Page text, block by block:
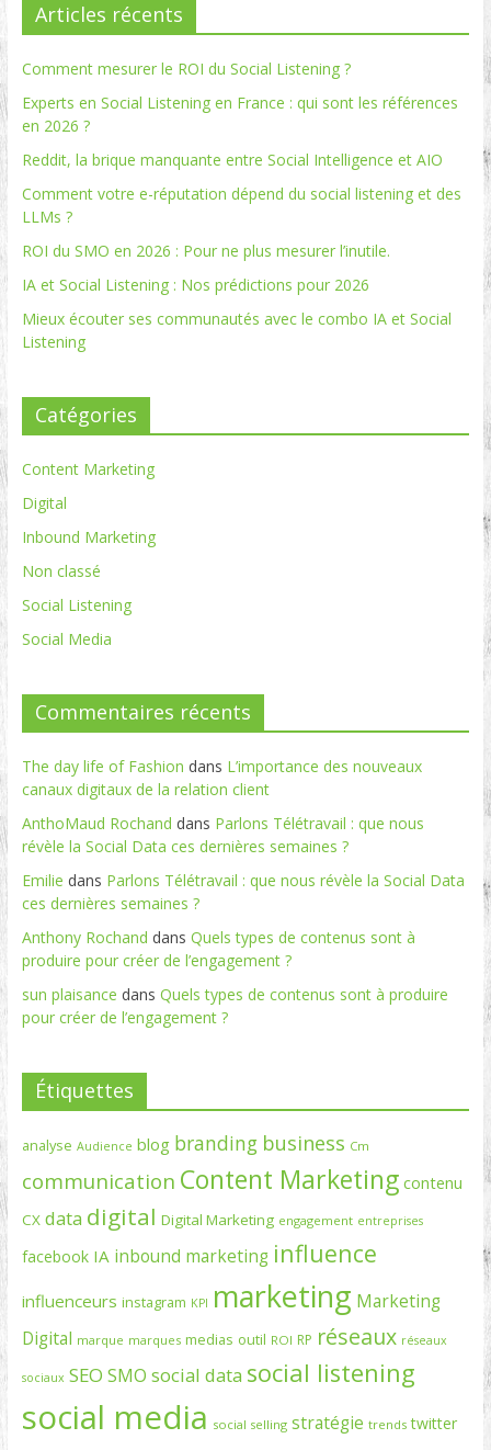
Articles récents
Comment mesurer le ROI du Social Listening ?
Experts en Social Listening en France : qui sont les références
en 2026 ?
Reddit, la brique manquante entre Social Intelligence et AIO
Comment votre e-réputation dépend du social listening et des
LLMs ?
ROI du SMO en 2026 : Pour ne plus mesurer l’inutile.
IA et Social Listening : Nos prédictions pour 2026
Mieux écouter ses communautés avec le combo IA et Social
Listening
Catégories
Content Marketing
Digital
Inbound Marketing
Non classé
Social Listening
Social Media
Commentaires récents
The day life of Fashion dans L’importance des nouveaux
canaux digitaux de la relation client
AnthoMaud Rochand dans Parlons Télétravail : que nous
révèle la Social Data ces dernières semaines ?
Emilie dans Parlons Télétravail : que nous révèle la Social Data
ces dernières semaines ?
Anthony Rochand dans Quels types de contenus sont à
produire pour créer de l’engagement ?
sun plaisance dans Quels types de contenus sont à produire
pour créer de l’engagement ?
Étiquettes
analyse Audience blog branding business Cm
communication Content Marketing contenu
CX data digital Digital Marketing engagement entreprises
facebook IA inbound marketing influence
influenceurs instagram KPI marketing Marketing
Digital marque marques medias outil ROI RP réseaux réseaux
sociaux SEO SMO social data social listening
social media social selling stratégie trends twitter